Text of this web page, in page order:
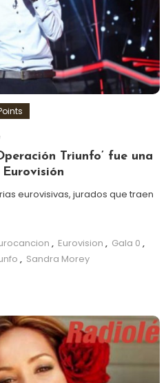
Triunfo’ fue una
eurovisivas, jurados que traen
, Eurovision , Gala 0 ,
, Sandra Morey